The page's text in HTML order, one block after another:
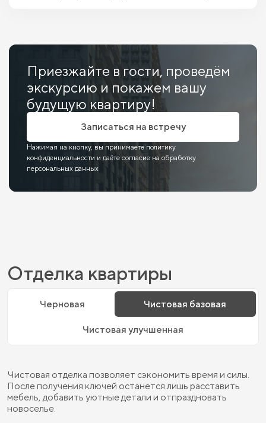
Приезжайте в гости, проведём
экскурсию и покажем вашу
будущую квартиру!
Записаться на встречу
Нажимая на кнопку, вы принимаете политику
конфиденциальности и даёте согласие на обработку
персональных данных
Отделка квартиры
Черновая Чистовая базовая
Чистовая улучшенная
Чистовая отделка позволяет сэкономить время и силы.
После получения ключей останется лишь расставить
мебель, добавить уютные детали и отпраздновать
новоселье.